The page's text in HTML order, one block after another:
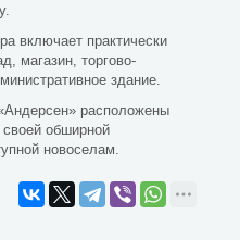
включает практически
магазин, торгово-
здание.
расположены
обширной
новоселам.